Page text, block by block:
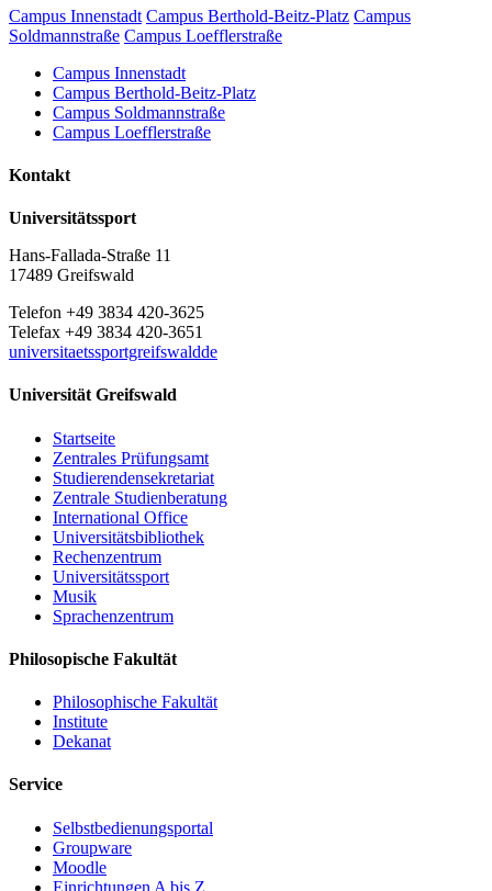
Campus Innenstadt Campus Berthold-Beitz-Platz Campus
Soldmannstraße Campus Loefflerstraße
Campus Innenstadt
Campus Berthold-Beitz-Platz
Campus Soldmannstraße
Campus Loefflerstraße
Kontakt
Universitätssport
Hans-Fallada-Straße 11
17489 Greifswald
Telefon +49 3834 420-3625
Telefax +49 3834 420-3651
universitaetssportgreifswaldde
Universität Greifswald
Startseite
Zentrales Prüfungsamt
Studierendensekretariat
Zentrale Studienberatung
International Office
Universitätsbibliothek
Rechenzentrum
Universitätssport
Musik
Sprachenzentrum
Philosopische Fakultät
Philosophische Fakultät
Institute
Dekanat
Service
Selbstbedienungsportal
Groupware
Moodle
Einrichtungen A bis Z